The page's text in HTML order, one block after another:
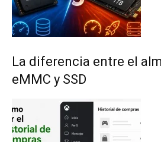
La diferencia entre el
eMMC y SSD